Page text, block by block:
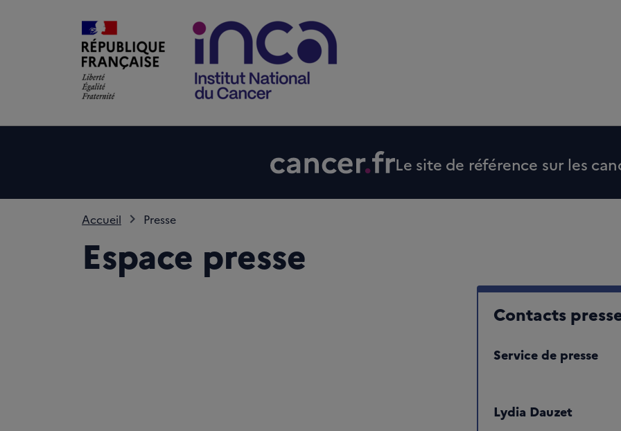
Le site de référence sur les
Accueil Presse
Espace presse
Contacts
Service de presse
Lydia Dauzet